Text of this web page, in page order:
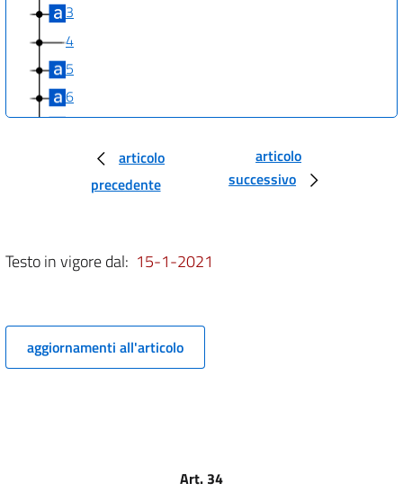
3
4
5
6
7
10
12
12 bis
TITOLO II
articolo
precedente
articolo
successivo
Testo in vigore dal: 15-1-2021
aggiornamenti all'articolo
Art. 34